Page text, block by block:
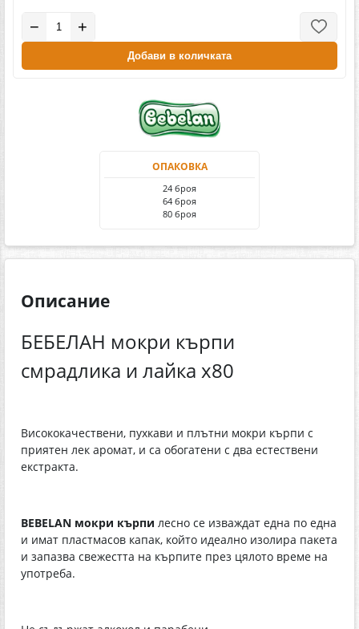
− +
Добави в количката
ОПАКОВКА
24 броя
64 броя
80 броя
Описание
БЕБЕЛАН мокри кърпи
смрадлика и лайка х80
Висококачествени, пухкави и плътни мокри кърпи с
приятен лек аромат, и са обогатени с два естествени
екстракта.
BEBELAN мокри кърпи лесно се изваждат една по една
и имат пластмасов капак, който идеално изолира пакета
и запазва свежестта на кърпите през цялото време на
употреба.